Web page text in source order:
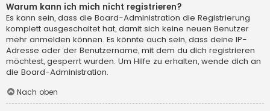
Warum kann ich mich nicht registrieren?
Es kann sein, dass die Board-Administration die Registrierung
komplett ausgeschaltet hat, damit sich keine neuen Benutzer
mehr anmelden können. Es könnte auch sein, dass deine IP-
Adresse oder der Benutzername, mit dem du dich registrieren
möchtest, gesperrt wurden. Um Hilfe zu erhalten, wende dich an
die Board-Administration.
Nach oben